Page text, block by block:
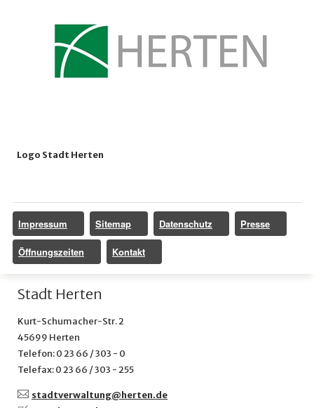
Logo Stadt Herten
Impressum Sitemap Datenschutz Presse
Öffnungszeiten Kontakt
Stadt Herten
Kurt-Schumacher-Str. 2
45699 Herten
Telefon: 0 23 66 / 303 - 0
Telefax: 0 23 66 / 303 - 255
stadtverwaltung@herten.de